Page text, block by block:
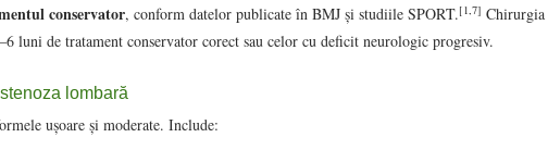
conservator, conform datelor publicate în BMJ și studiile SPORT.[1,7] Chirurgia
luni de tratament conservator corect sau celor cu deficit neurologic progresiv.
lombară
ușoare și moderate. Include: